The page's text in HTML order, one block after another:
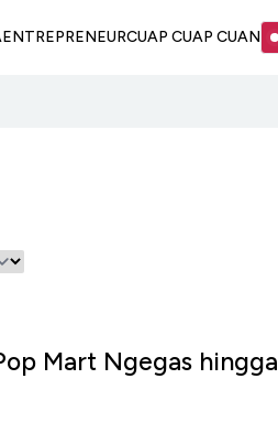
ENTREPRENEURCUAP CUAP CUAN
Mart Ngegas hingga